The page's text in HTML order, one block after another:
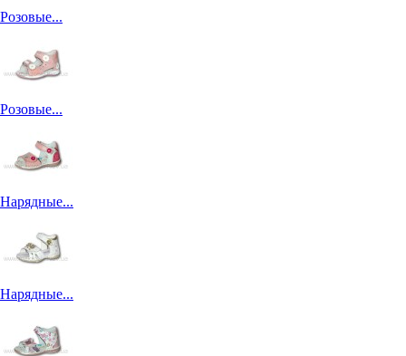
Розовые...
Розовые...
Нарядные...
Нарядные...